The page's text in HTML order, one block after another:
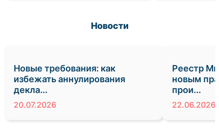
Новости
Новые требования: как
избежать аннулирования
декла...
20.07.2026
Реестр
новым
прои...
22.06.2026